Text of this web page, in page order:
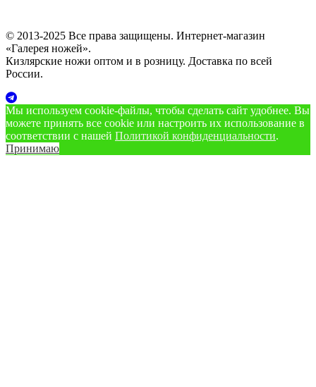
© 2013-2025 Все права защищены. Интернет-магазин
«Галерея ножей».
Кизлярские ножи оптом и в розницу. Доставка по всей
России.
Мы используем cookie‑файлы, чтобы сделать сайт удобнее. Вы
можете принять все cookie или настроить их использование в
соответствии с нашей Политикой конфиденциальности.
Принимаю